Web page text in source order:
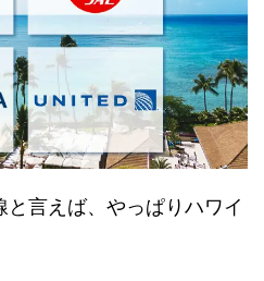
言えば、やっぱりハワイ